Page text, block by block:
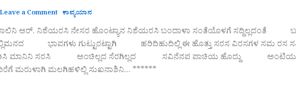
Leave a Comment ಕಾವ್ಯಯಾನ
ಆರ್. ನಿಶೆಯರಸಿ ನೇಸರ ಹೊಂಟ್ಯಾನ ನಿಶೆಯರಸಿ ಬಂದಾಳಾ ಸಂತೆಯೊಳಗೆ
ಭಾವಗಳು ಗುಟ್ಟುರಟ್ಟಾಗಿ ಹರಿದಿಹುದಿಲ್ಲಿ ಈ ಹೊತ್ತು ಸರಸ ವಿರಸಗಳ ಸಮ ರಸ
ಮಾನಿನಿ ಸರಸಿ ಅಂಚಿಲ್ಲದ ಸೆರಗಿಲ್ಲದ ಸವಿನೆನಪ ಪಾಚಿಯ ಹೊದ್ದು
ಮರುಳಾಗಿ ಮಲಗಿಹಳಿಲ್ಲಿ ಸುಖನಾಶಿನಿ… ******